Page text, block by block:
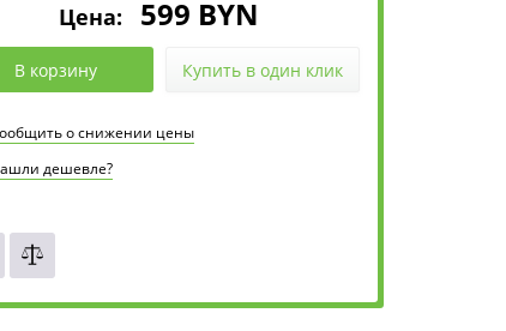
Цена: 599 BYN
В корзину Купить в один клик
о снижении цены
дешевле?